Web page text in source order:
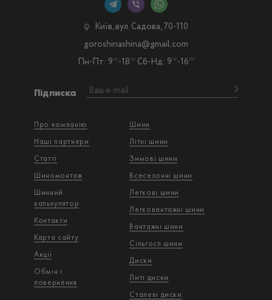
Про компанію
Наші партнери
Статті
Шиномонтаж
Шинний
калькулятор
Контакти
Карта сайту
Акції
Обмін і
повернення
Шини
Літні шини
Зимові шини
Всесезонні шини
Легкові шини
Легковантажнi шини
Вантажнi шини
Сільгосп шини
Диски
Литі диски
Сталеві диски
Підписка
Київ, вул. Садова, 70-110
Пн-Пт: 9 00-18 00 Сб-Нд: 9 00-16 00
goroshinashina@gmail.com